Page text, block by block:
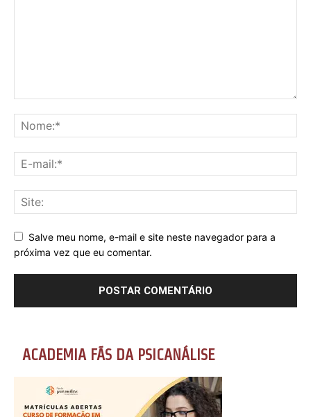
Salve meu nome, e-mail e site neste navegador para a
próxima vez que eu comentar.
ACADEMIA FÃS DA PSICANÁLISE